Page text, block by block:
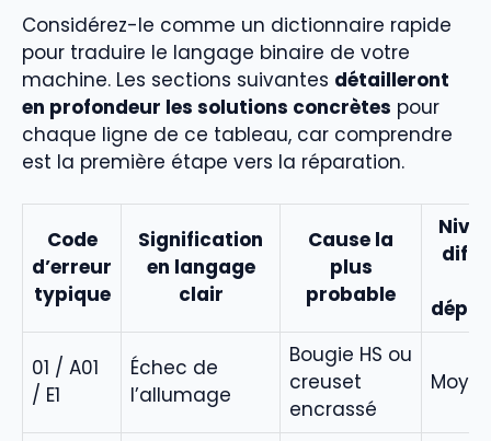
Considérez-le comme un dictionnaire rapide
pour traduire le langage binaire de votre
machine. Les sections suivantes détailleront
en profondeur les solutions concrètes pour
chaque ligne de ce tableau, car comprendre
est la première étape vers la réparation.
Code
d’erreur
typique
Signification
en langage
clair
Cause la
plus
probable
01 / A01
/ E1
Échec de
l’allumage
Bougie HS ou
creuset
encrassé